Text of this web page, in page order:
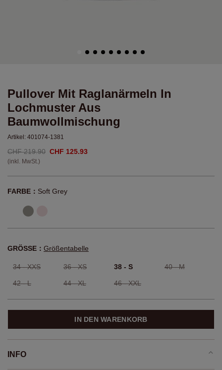
Pullover Mit Raglanärmeln In
Lochmuster Aus
Baumwollmischung
Artikel: 401074-1381
CHF 219.90 CHF 125.93
(inkl. MwSt.)
FARBE： Soft Grey
GRÖSSE： Größentabelle
34 - XXS 36 - XS 38 - S 40 - M
42 - L 44 - XL 46 - XXL
IN DEN WARENKORB
INFO